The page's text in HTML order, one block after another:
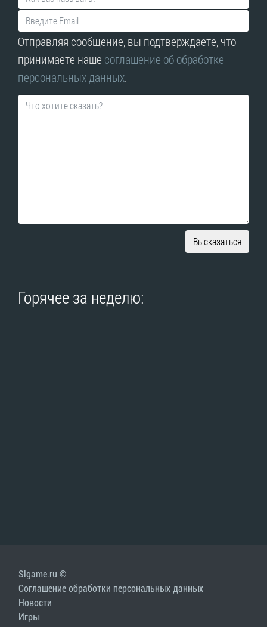
Отправляя сообщение, вы подтверждаете, что
принимаете наше соглашение об обработке
персональных данных.
Высказаться
Горячее за неделю:
Slgame.ru ©
Соглашение обработки персональных данных
Новости
Игры